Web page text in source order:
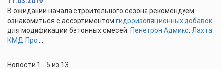
В ожидании начала строительного сезона рекомендуем
ознакомиться с ассортиментом гидроизоляционных добавок
для модификации бетонных смесей. Пенетрон Адмикс, Лахта
КМД Про
Новости 1 - 5 из 13